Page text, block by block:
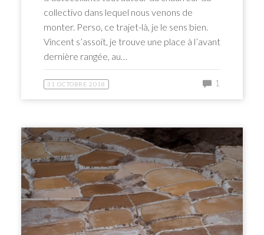
collectivo dans lequel nous venons de
monter. Perso, ce trajet-là, je le sens bien.
Vincent s’assoit, je trouve une place à l’avant
dernière rangée, au…
31 OCTOBRE 2018 1